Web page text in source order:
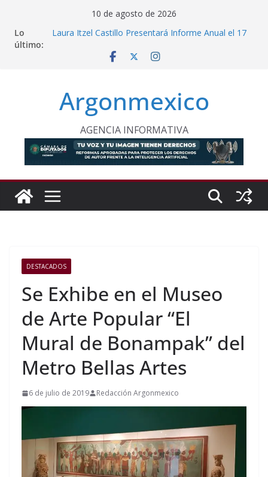
contenido
10 de agosto de 2026
Lo
último:
Laura Itzel Castillo Presentará Informe Anual el 17
Inaugura Clara Brugada Utopía “Elena Poniatowska
Permanente en México
Refuerzan Abasto de Agua en Acapulco Ante
Lluvias Intensas
INE Defiende Contrato con Territorium Life y Niega
Incumplimientos
Argonmexico
AGENCIA INFORMATIVA
DESTACADOS
Se Exhibe en el Museo
de Arte Popular “El
Mural de Bonampak” del
Metro Bellas Artes
6 de julio de 2019 Redacción Argonmexico